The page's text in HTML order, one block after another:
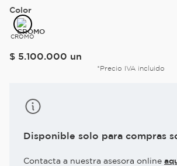
Color
CROMO
$ 5.100.000 un
*Precio IVA incluido
Disponible solo para compras
Contacta a nuestra asesora online